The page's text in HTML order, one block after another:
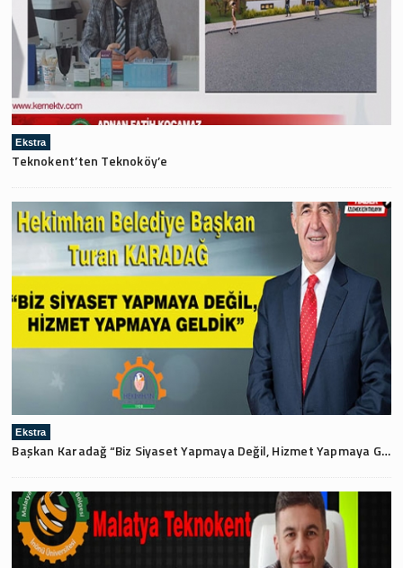
Ekstra
Teknokent’ten Teknoköy’e
Ekstra
Başkan Karadağ “Biz Siyaset Yapmaya Değil, Hizmet Yapmaya Geldik”